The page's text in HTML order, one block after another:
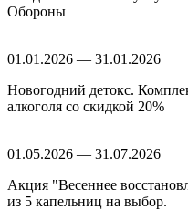
Обороны
01.01.2026 — 31.01.2026
Новогодний детокс.
алкоголя со скидкой 20%
01.05.2026 — 31.07.2026
Акция "Весеннее
из 5 капельниц на выбор.